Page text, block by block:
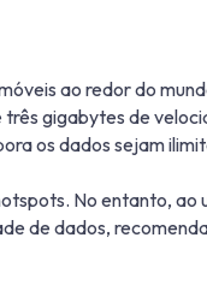
ao redor do
gigabytes de
os dados sejam
No entanto,
de dados,